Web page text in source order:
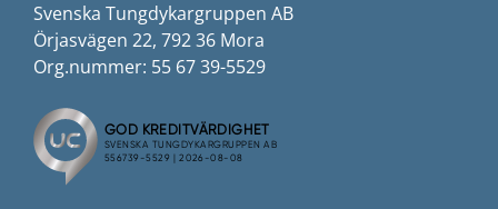
Svenska Tungdykargruppen AB
Örjasvägen 22, 792 36 Mora
Org.nummer: 55 67 39-5529